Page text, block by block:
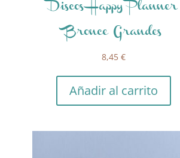
Discos Happy Planner
Bronce Grandes
8,45€
Añadir al carrito